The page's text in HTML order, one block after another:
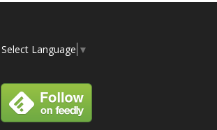
Select Language ▼